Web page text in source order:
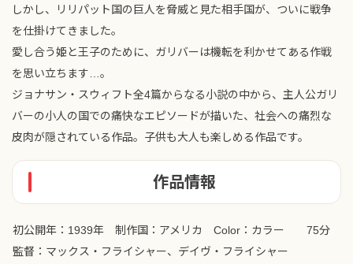
しかし、リリパット国の巨人を脅威と見た相手国が、ついに戦争
を仕掛けてきました。
愛し合う姫と王子のために、ガリバーは機転を利かせてある作戦
を思い立ちます…。
ジョナサン・スウィフト全4篇からなる小説の中から、主人公ガリ
バーの小人の国での痛快なエピソードが描いた、社会への痛烈な
皮肉が隠されている作品。子供も大人も楽しめる作品です。
作品情報
初公開年：1939年 制作国：アメリカ Color：カラー 75分
監督：マックス・フライシャー、デイヴ・フライシャー